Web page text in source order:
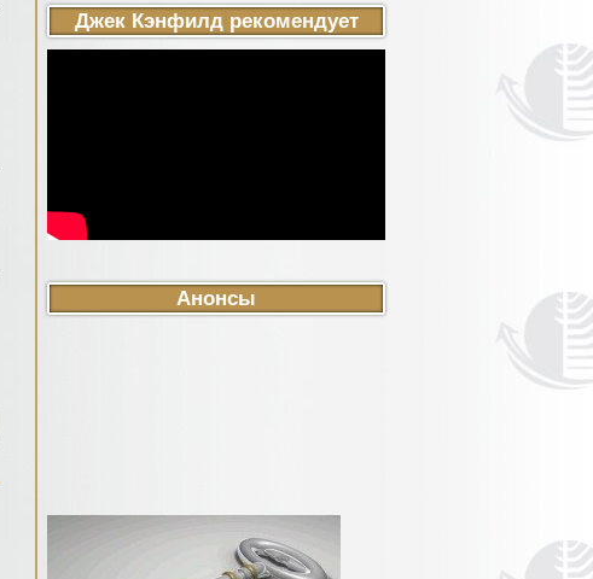
Джек Кэнфилд рекомендует
Анонсы